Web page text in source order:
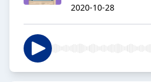
2020-10-28